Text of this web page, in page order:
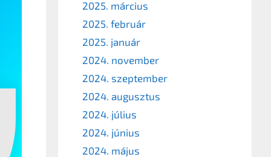
2025. március
2025. február
2025. január
2024. november
2024. szeptember
2024. augusztus
2024. július
2024. június
2024. május